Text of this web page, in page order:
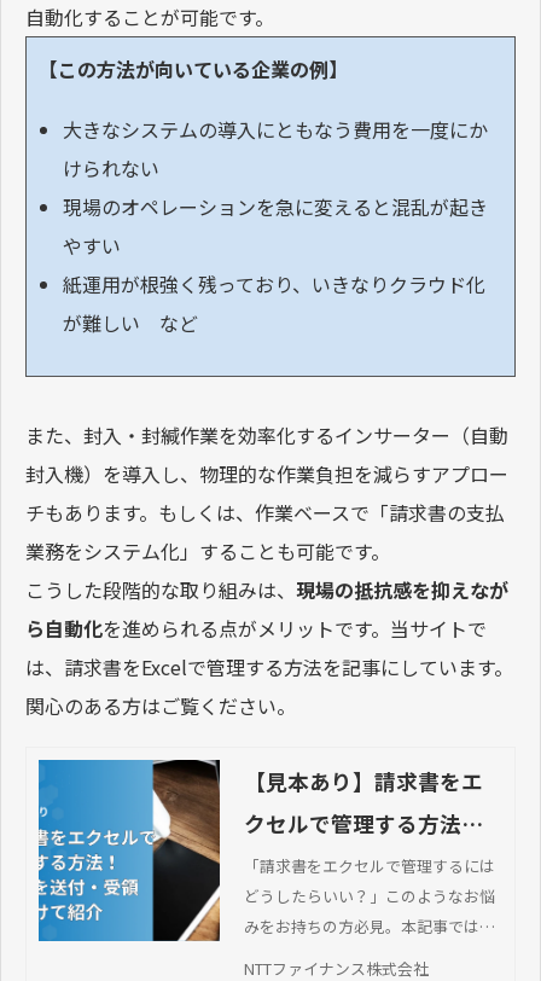
自動化することが可能です。
【この方法が向いている企業の例】
大きなシステムの導入にともなう費用を一度にか
けられない
現場のオペレーションを急に変えると混乱が起き
やすい
紙運用が根強く残っており、いきなりクラウド化
が難しい など
また、封入・封緘作業を効率化するインサーター（自動
封入機）を導入し、物理的な作業負担を減らすアプロー
チもあります。もしくは、作業ベースで「請求書の支払
業務をシステム化」することも可能です。
こうした段階的な取り組みは、 現場の抵抗感を抑えなが
ら自動化を進められる点がメリットです。当サイトで
は、請求書をExcelで管理する方法を記事にしています。
関心のある方はご覧ください。
【見本あり】請求書をエ
クセルで管理する方法！
手順を送付・受領に分け
て紹介
「請求書をエクセルで管理するには
どうしたらいい？」このようなお悩
みをお持ちの方必見。本記事では、
NTTファイナンス株式会社